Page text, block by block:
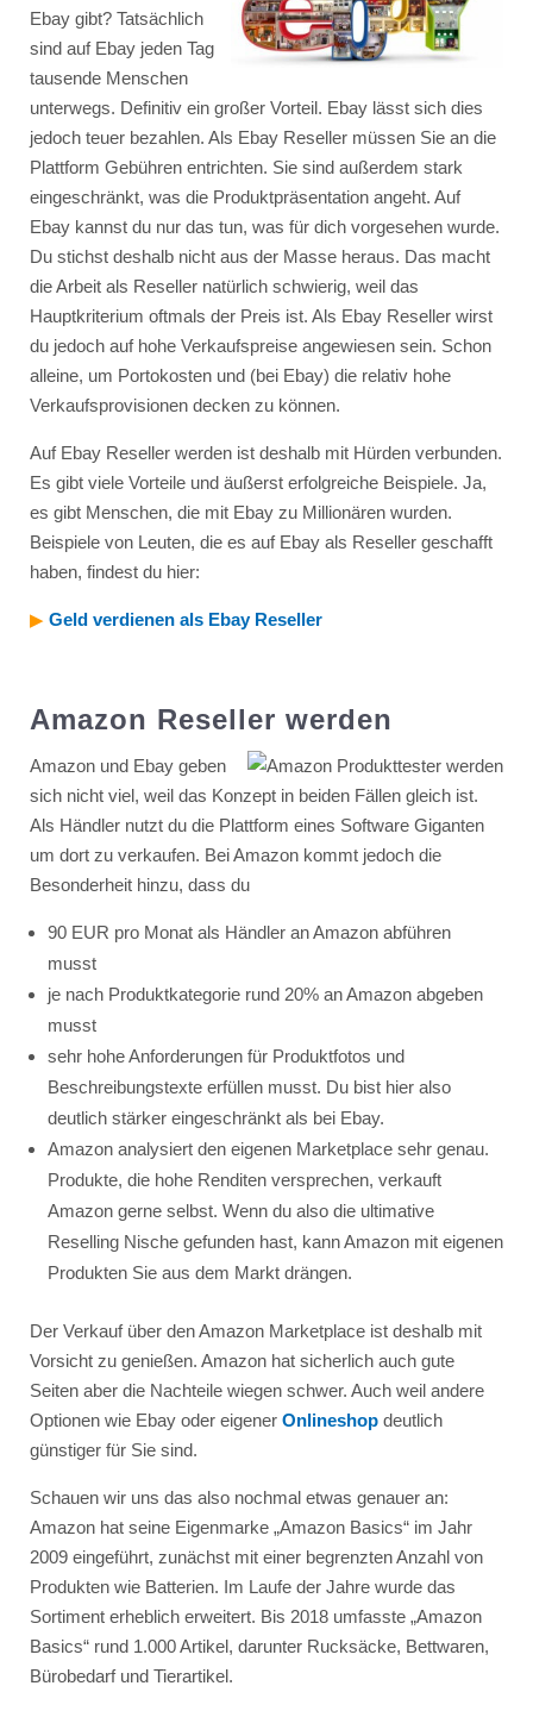
Ebay gibt? Tatsächlich
sind auf Ebay jeden Tag
tausende Menschen
unterwegs. Definitiv ein großer Vorteil. Ebay lässt sich dies
jedoch teuer bezahlen. Als Ebay Reseller müssen Sie an die
Plattform Gebühren entrichten. Sie sind außerdem stark
eingeschränkt, was die Produktpräsentation angeht. Auf
Ebay kannst du nur das tun, was für dich vorgesehen wurde.
Du stichst deshalb nicht aus der Masse heraus. Das macht
die Arbeit als Reseller natürlich schwierig, weil das
Hauptkriterium oftmals der Preis ist. Als Ebay Reseller wirst
du jedoch auf hohe Verkaufspreise angewiesen sein. Schon
alleine, um Portokosten und (bei Ebay) die relativ hohe
Verkaufsprovisionen decken zu können.
Auf Ebay Reseller werden ist deshalb mit Hürden verbunden.
Es gibt viele Vorteile und äußerst erfolgreiche Beispiele. Ja,
es gibt Menschen, die mit Ebay zu Millionären wurden.
Beispiele von Leuten, die es auf Ebay als Reseller geschafft
haben, findest du hier:
▶︎ Geld verdienen als Ebay Reseller
Amazon Reseller werden
Amazon und Ebay geben
sich nicht viel, weil das Konzept in beiden Fällen gleich ist.
Als Händler nutzt du die Plattform eines Software Giganten
um dort zu verkaufen. Bei Amazon kommt jedoch die
Besonderheit hinzu, dass du
90 EUR pro Monat als Händler an Amazon abführen
musst
je nach Produktkategorie rund 20% an Amazon abgeben
musst
sehr hohe Anforderungen für Produktfotos und
Beschreibungstexte erfüllen musst. Du bist hier also
deutlich stärker eingeschränkt als bei Ebay.
Amazon analysiert den eigenen Marketplace sehr genau.
Produkte, die hohe Renditen versprechen, verkauft
Amazon gerne selbst. Wenn du also die ultimative
Reselling Nische gefunden hast, kann Amazon mit eigenen
Produkten Sie aus dem Markt drängen.
Der Verkauf über den Amazon Marketplace ist deshalb mit
Vorsicht zu genießen. Amazon hat sicherlich auch gute
Seiten aber die Nachteile wiegen schwer. Auch weil andere
Optionen wie Ebay oder eigener Onlineshopdeutlich
günstiger für Sie sind.
Schauen wir uns das also nochmal etwas genauer an:
Amazon hat seine Eigenmarke „Amazon Basics“ im Jahr
2009 eingeführt, zunächst mit einer begrenzten Anzahl von
Produkten wie Batterien. Im Laufe der Jahre wurde das
Sortiment erheblich erweitert. Bis 2018 umfasste „Amazon
Basics“ rund 1.000 Artikel, darunter Rucksäcke, Bettwaren,
Bürobedarf und Tierartikel.